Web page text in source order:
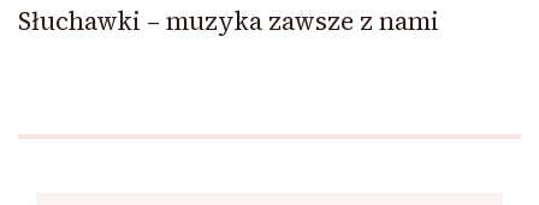
Słuchawki – muzyka zawsze z nami